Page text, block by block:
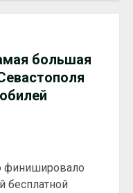
большая
финишировало
бесплатной